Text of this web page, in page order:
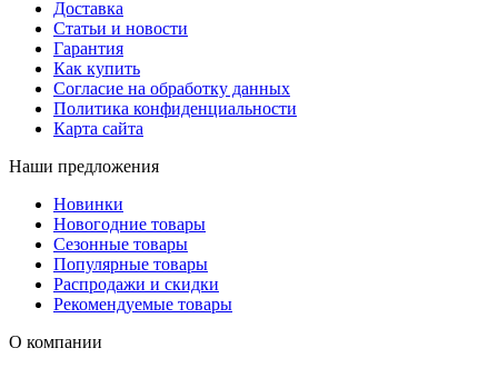
Доставка
Статьи и новости
Гарантия
Как купить
Согласие на обработку данных
Политика конфиденциальности
Карта сайта
Наши предложения
Новинки
Новогодние товары
Сезонные товары
Популярные товары
Распродажи и скидки
Рекомендуемые товары
О компании